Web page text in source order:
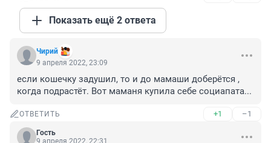
Показать ещё 2 ответа
Чирий
9 апреля 2022, 23:09
если кошечку задушил, то и до мамаши доберётся ,
когда подрастёт. Вот маманя купила себе социапата...
ОТВЕТИТЬ +1 –1
Гость
9 апреля 2022, 22:31